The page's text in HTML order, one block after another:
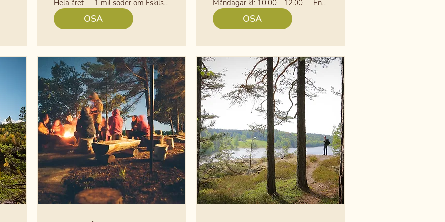
Hela året 1 mil söder om Eskilstuna
OSA
Måndagar kl: 10.00 - 12.00 Entrén till Marielunds äldreboende
OSA